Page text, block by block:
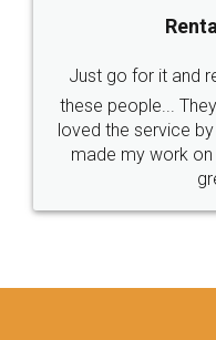
Just go for it and
these people...
loved the service
made my work